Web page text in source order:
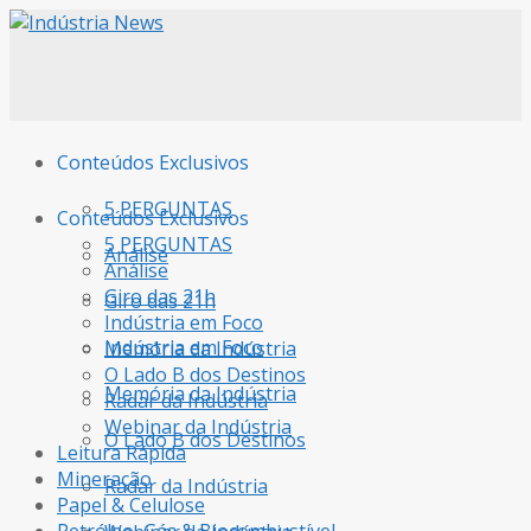
Conteúdos Exclusivos
5 PERGUNTAS
Análise
Giro das 21h
Indústria em Foco
Memória da Indústria
O Lado B dos Destinos
Radar da Indústria
Conteúdos Exclusivos
5 PERGUNTAS
Análise
Giro das 21h
Indústria em Foco
Memória da Indústria
O Lado B dos Destinos
Radar da Indústria
Webinar da Indústria
Leitura Rápida
Mineração
Papel & Celulose